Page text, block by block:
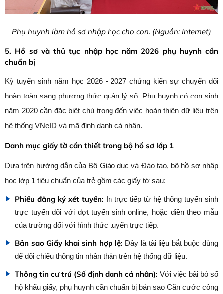
Phụ huynh làm hồ sơ nhập học cho con. (Nguồn: Internet)
5. Hồ sơ và thủ tục nhập học năm 2026 phụ huynh cần
chuẩn bị
Kỳ tuyển sinh năm học 2026 - 2027 chứng kiến sự chuyển đổi
hoàn toàn sang phương thức quản lý số. Phụ huynh có con sinh
năm 2020 cần đặc biệt chú trọng đến việc hoàn thiện dữ liệu trên
hệ thống VNeID và mã định danh cá nhân.
Danh mục giấy tờ cần thiết trong bộ hồ sơ lớp 1
Dựa trên hướng dẫn của Bộ Giáo dục và Đào tạo, bộ hồ sơ nhập
học lớp 1 tiêu chuẩn của trẻ gồm các giấy tờ sau:
Phiếu đăng ký xét tuyển: In trực tiếp từ hệ thống tuyển sinh
trực tuyến đối với đợt tuyển sinh online, hoặc điền theo mẫu
của trường đối với hình thức tuyển trực tiếp.
Bản sao Giấy khai sinh hợp lệ: Đây là tài liệu bắt buộc dùng
để đối chiếu thông tin nhân thân trên hệ thống dữ liệu.
Thông tin cư trú (Số định danh cá nhân): Với việc bãi bỏ sổ
hộ khẩu giấy, phụ huynh cần chuẩn bị bản sao Căn cước công